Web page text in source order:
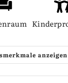
anzeigen